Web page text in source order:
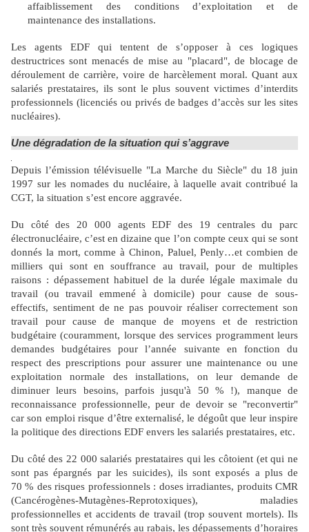
affaiblissement des conditions d’exploitation et de
maintenance des installations.
Les agents EDF qui tentent de s’opposer à ces logiques
destructrices sont menacés de mise au "placard", de blocage de
déroulement de carrière, voire de harcèlement moral. Quant aux
salariés prestataires, ils sont le plus souvent victimes d’interdits
professionnels (licenciés ou privés de badges d’accès sur les sites
nucléaires).
Une dégradation de la situation qui s’aggrave
Depuis l’émission télévisuelle "La Marche du Siècle" du 18 juin
1997 sur les nomades du nucléaire, à laquelle avait contribué la
CGT, la situation s’est encore aggravée.
Du côté des 20 000 agents EDF des 19 centrales du parc
électronucléaire, c’est en dizaine que l’on compte ceux qui se sont
donnés la mort, comme à Chinon, Paluel, Penly…et combien de
milliers qui sont en souffrance au travail, pour de multiples
raisons : dépassement habituel de la durée légale maximale du
travail (ou travail emmené à domicile) pour cause de sous-
effectifs, sentiment de ne pas pouvoir réaliser correctement son
travail pour cause de manque de moyens et de restriction
budgétaire (couramment, lorsque des services programment leurs
demandes budgétaires pour l’année suivante en fonction du
respect des prescriptions pour assurer une maintenance ou une
exploitation normale des installations, on leur demande de
diminuer leurs besoins, parfois jusqu'à 50 % !), manque de
reconnaissance professionnelle, peur de devoir se "reconvertir"
car son emploi risque d’être externalisé, le dégoût que leur inspire
la politique des directions EDF envers les salariés prestataires, etc.
Du côté des 22 000 salariés prestataires qui les côtoient (et qui ne
sont pas épargnés par les suicides), ils sont exposés a plus de
70 % des risques professionnels : doses irradiantes, produits CMR
(Cancérogènes-Mutagènes-Reprotoxiques), maladies
professionnelles et accidents de travail (trop souvent mortels). Ils
sont très souvent rémunérés au rabais, les dépassements d’horaires